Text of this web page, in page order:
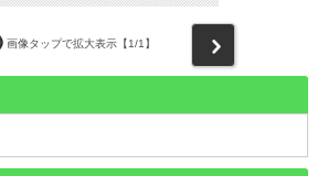
画像タップで拡大表示【1/1】